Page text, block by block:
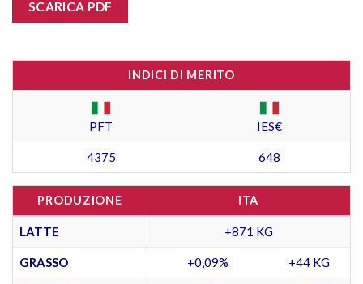
SCARICA PDF
INDICI DI MERITO
PFT IES€
4375 648
PRODUZIONE ITA
LATTE +871 KG
GRASSO +0,09% +44 KG